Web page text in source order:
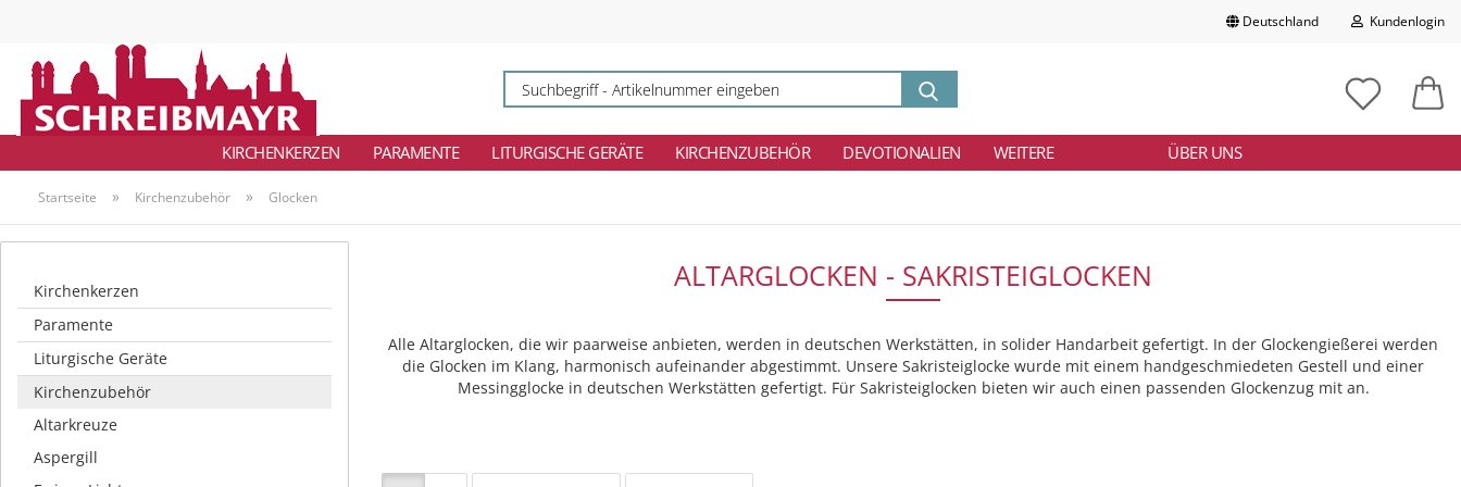
Deutschland Kundenlogin
E-Mail
Passwort vergessen?
eingeben
KIRCHENKERZEN PARAMENTE LITURGISCHE GERÄTE KIRCHENZUBEHÖR DEVOTIONALIEN ÜBER UNS
WEITERE
Startseite » Kirchenzubehör » Glocken
ALTARGLOCKEN - SAKRISTEIGLOCKEN
Alle Altarglocken, die wir paarweise anbieten, werden in deutschen Werkstätten, in solider Handarbeit gefertigt. In der Glockengießerei werden
die Glocken im Klang, harmonisch aufeinander abgestimmt. Unsere Sakristeiglocke wurde mit einem handgeschmiedeten Gestell und einer
Messingglocke in deutschen Werkstätten gefertigt. Für Sakristeiglocken bieten wir auch einen passenden Glockenzug mit an.
Kirchenkerzen
Paramente
Liturgische Geräte
Kirchenzubehör
Altarkreuze
Aspergill